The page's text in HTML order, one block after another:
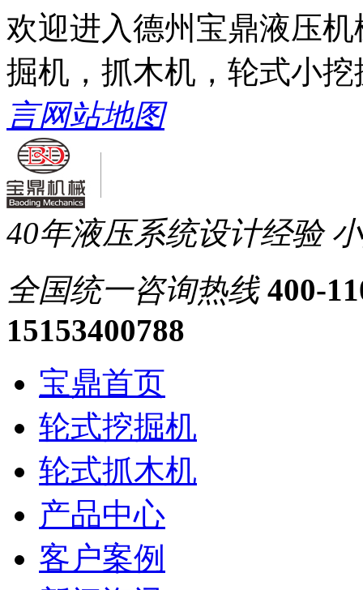
欢迎进入德州宝鼎液压
掘机，抓木机，轮式小
言网站地图
40年液压系统设计经验
全国统一咨询热线 400-
15153400788
宝鼎首页
轮式挖掘机
轮式抓木机
产品中心
客户案例